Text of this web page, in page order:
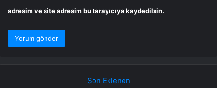
adresim ve site adresim bu tarayıcıya kaydedilsin.
Son Eklenen